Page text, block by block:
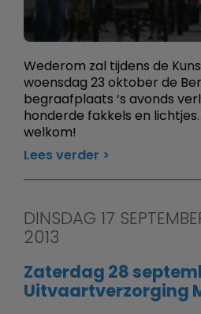
Wederom zal tijdens de
woensdag 23 oktober de
begraafplaats ‘s avonds
honderde fakkels en
welkom!
Lees verder
DINSDAG 17
2013
Zaterdag 28
Uitvaartverzorging